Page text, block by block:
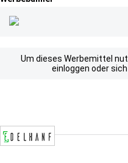
Um dieses Werbemittel
einloggen oder sich